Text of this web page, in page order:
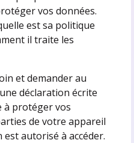
vos données.
est sa politique
il traite les
et demander au
déclaration écrite
à protéger vos
de votre appareil
autorisé à accéder.